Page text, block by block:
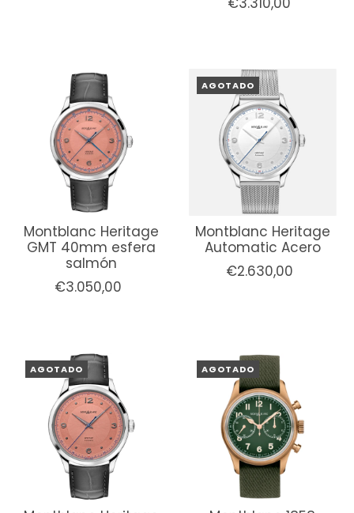
Montblanc Heritage
GMT 40mm esfera
salmón
€3.050,00
AGOTADO
Montblanc Heritage
Automatic Acero
€2.630,00
AGOTADO AGOTADO